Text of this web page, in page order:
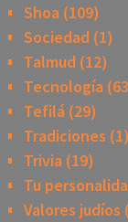
Shoa(109)
Sociedad(1)
Talmud (12)
Tecnología
Tefilá(29)
Tradiciones (1)
Trivia(19)
Tu
Valores judíos